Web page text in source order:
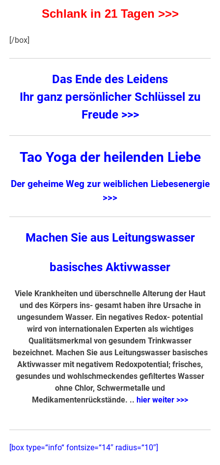
Schlank in 21 Tagen >>>
[/box]
Das Ende des Leidens
Ihr ganz persönlicher Schlüssel zu
Freude >>>
Tao Yoga der heilenden Liebe
Der geheime Weg zur weiblichen Liebesenergie
>>>
Machen Sie aus Leitungswasser
basisches Aktivwasser
Viele Krankheiten und überschnelle Alterung der Haut
und des Körpers ins- gesamt haben ihre Ursache in
ungesundem Wasser. Ein negatives Redox- potential
wird von internationalen Experten als wichtiges
Qualitätsmerkmal von gesundem Trinkwasser
bezeichnet. Machen Sie aus Leitungswasser basisches
Aktivwasser mit negativem Redoxpotential; frisches,
gesundes und wohlschmeckendes gefiltertes Wasser
ohne Chlor, Schwermetalle und
Medikamentenrückstände. .. hier weiter >>>
[box type=“info“ fontsize=“14″ radius=“10″]